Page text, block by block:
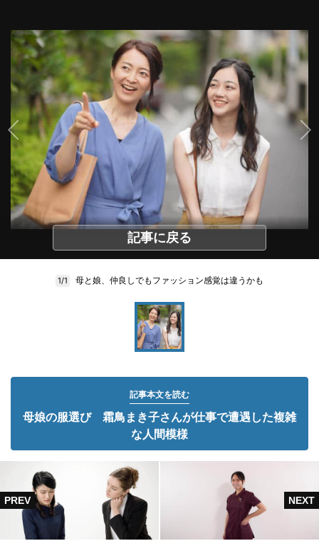
記事に戻る
1/1 母と娘、仲良しでもファッション感覚は違うかも
記事本文を読む
母娘の服選び 霜鳥まき子さんが仕事で遭遇した複雑
な人間模様